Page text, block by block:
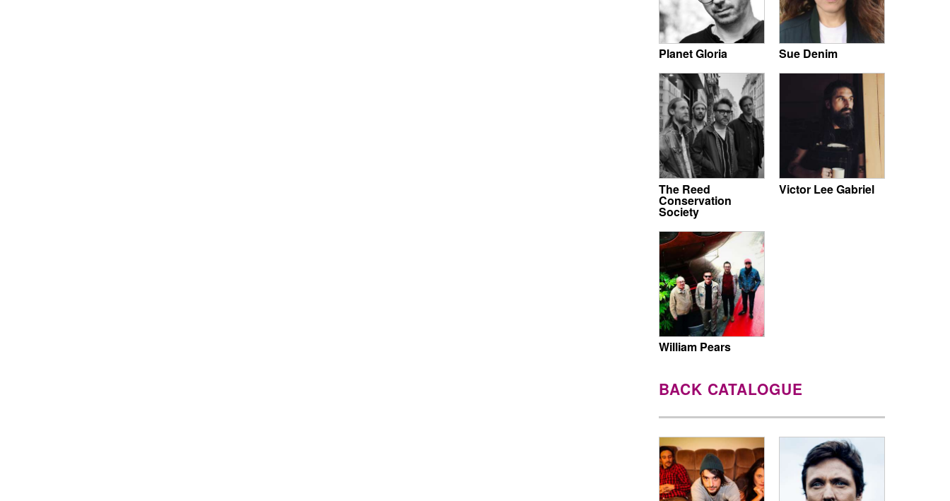
Planet Gloria Sue Denim
The Reed
Conservation
Society
Victor Lee Gabriel
William Pears
BACK CATALOGUE